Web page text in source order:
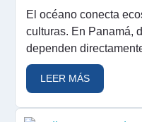
El océano conecta
culturas. En Panamá,
dependen
LEER MÁS